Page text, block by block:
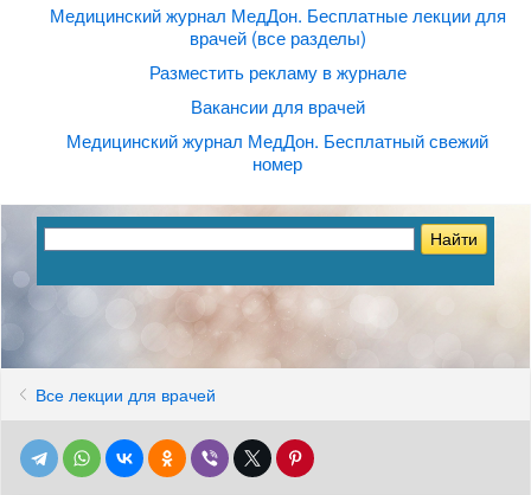
Медицинский журнал МедДон. Бесплатные лекции для
врачей (все разделы)
Разместить рекламу в журнале
Вакансии для врачей
Медицинский журнал МедДон. Бесплатный свежий
номер
Все лекции для врачей